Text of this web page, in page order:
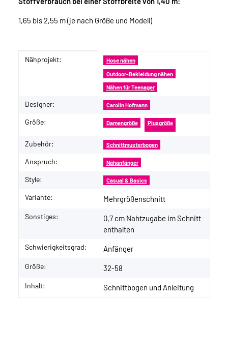
1,65 bis 2,55 m (je nach Größe und Modell)
Produkteigenschaft
Wert
Nähprojekt: Hose nähen
Outdoor-Bekleidung nähen
Nähen für Teenager
Designer: Carolin Hofmann
Größe: Damengröße Plusgröße
Zubehör: Schnittmusterbogen
Anspruch: Nähanfänger
Style: Casual & Basics
Variante: Mehrgrößenschnitt
Sonstiges:
0,7 cm Nahtzugabe im Schnitt
enthalten
Schwierigkeitsgrad: Anfänger
Größe: 32-58
Inhalt: Schnittbogen und Anleitung